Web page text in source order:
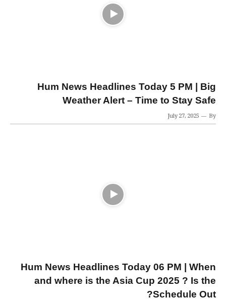
Hum News Headlines Today 5 PM | Big
Weather Alert – Time to Stay Safe
July 27, 2025 By
Hum News Headlines Today 06 PM | When
and where is the Asia Cup 2025 ? Is the
Schedule Out?